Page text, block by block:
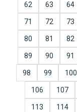
62 63 64
71 72 73
80 81 82
89 90 91
98 99 100
106 107
113 114